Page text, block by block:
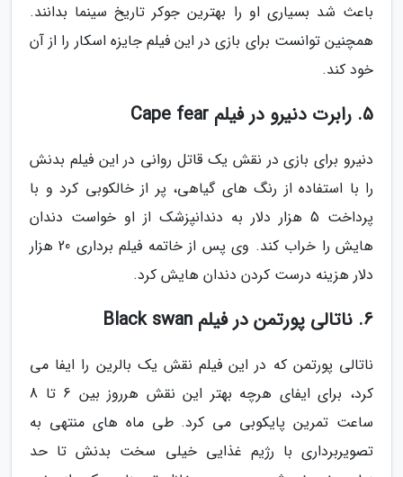
باعث شد بسیاری او را بهترین جوکر تاریخ سینما بدانند.
همچنین توانست برای بازی در این فیلم جایزه اسکار را از آن
خود کند.
5. رابرت دنیرو در فیلم Cape fear
دنیرو برای بازی در نقش یک قاتل روانی در این فیلم بدنش
را با استفاده از رنگ های گیاهی، پر از خالکوبی کرد و با
پرداخت 5 هزار دلار به دندانپزشک از او خواست دندان
هایش را خراب کند. وی پس از خاتمه فیلم برداری 20 هزار
دلار هزینه درست کردن دندان هایش کرد.
6. ناتالی پورتمن در فیلم Black swan
ناتالی پورتمن که در این فیلم نقش یک بالرین را ایفا می
کرد، برای ایفای هرچه بهتر این نقش هرروز بین 6 تا 8
ساعت تمرین پایکوبی می کرد. طی ماه های منتهی به
تصویربرداری با رژیم غذایی خیلی سخت بدنش تا حد